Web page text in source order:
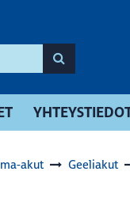
akut Geeliakut